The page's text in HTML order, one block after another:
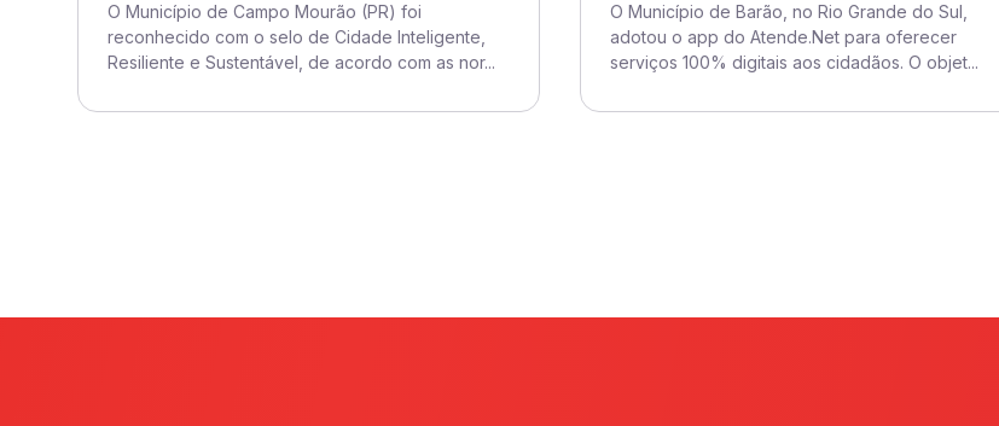
O Município de Campo Mourão (PR) foi
reconhecido com o selo de Cidade Inteligente,
Resiliente e Sustentável, de acordo com as nor...
O Município de Barão, no Rio Grande do Sul,
adotou o app do Atende.Net para oferecer
serviços 100% digitais aos cidadãos. O objet...